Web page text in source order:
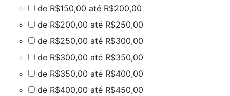
de R$150,00 até R$200,00
de R$200,00 até R$250,00
de R$250,00 até R$300,00
de R$300,00 até R$350,00
de R$350,00 até R$400,00
de R$400,00 até R$450,00